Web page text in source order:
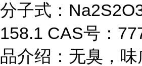
分子式：
158.1 CAS号：
品介绍：无臭，